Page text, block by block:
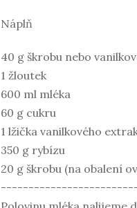
Náplň
40 g škrobu nebo
1 žloutek
600 ml mléka
60 g cukru
1 lžička vanilkového
350 g rybízu
20 g škrobu (na obalení